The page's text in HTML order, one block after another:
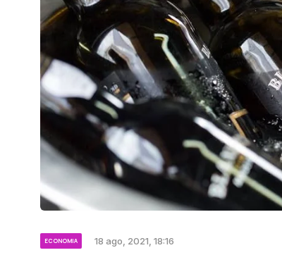
ECONOMIA 18 ago, 2021, 18:16